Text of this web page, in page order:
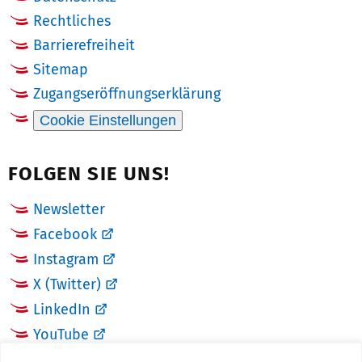
Rechtliches
Barrierefreiheit
Sitemap
Zugangseröffnungserklärung
Cookie Einstellungen
FOLGEN SIE UNS!
Newsletter
Facebook
Instagram
X (Twitter)
LinkedIn
YouTube